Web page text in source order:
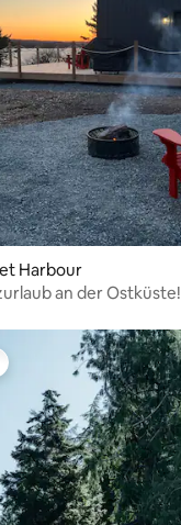
Harbour
an der Ostküste!